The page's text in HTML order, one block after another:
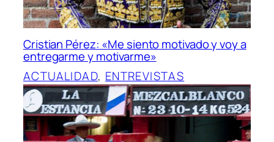
Cristian Pérez: «Me siento motivado y voy a
entregarme y motivarme»
ACTUALIDAD, ENTREVISTAS